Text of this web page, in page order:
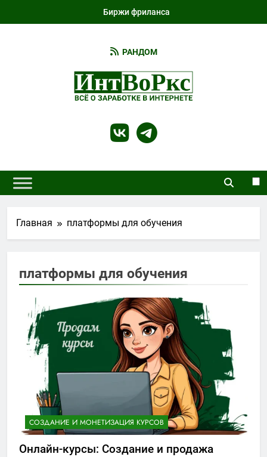
Биржи фриланса
IntWorks
Не Только…
РАНДОМ
Главная платформы для обучения
платформы для обучения
СОЗДАНИЕ И МОНЕТИЗАЦИЯ КУРСОВ
Онлайн-курсы: Создание и продажа